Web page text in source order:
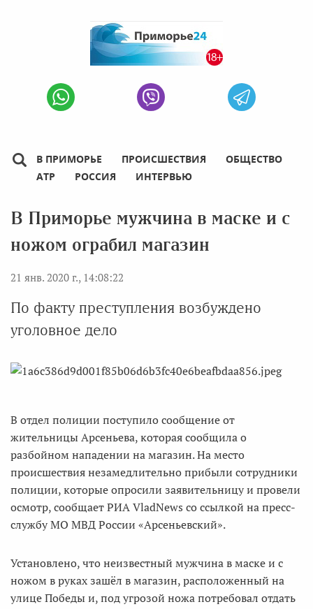
В ПРИМОРЬЕ ПРОИСШЕСТВИЯ
ОБЩЕСТВО
АТР
РОССИЯ ИНТЕРВЬЮ
В Приморье мужчина в маске и с
ножом ограбил магазин
21 янв. 2020 г., 14:08:22
По факту преступления возбуждено
уголовное дело
В отдел полиции поступило сообщение от
жительницы Арсеньева, которая сообщила о
разбойном нападении на магазин. На место
происшествия незамедлительно прибыли сотрудники
полиции, которые опросили заявительницу и провели
осмотр, сообщает РИА VladNews со ссылкой на пресс-
службу МО МВД России «Арсеньевский».
Установлено, что неизвестный мужчина в маске и с
ножом в руках зашёл в магазин, расположенный на
улице Победы и, под угрозой ножа потребовал отдать